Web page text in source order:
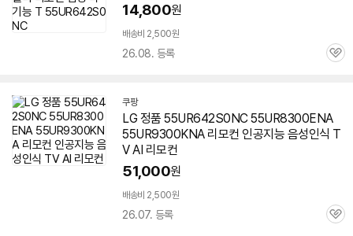
14,800원
배송비 2,500원
26.08. 등록
관
쿠팡
LG 정품 55UR642S0NC55UR8300ENA
55UR9300KNA 리모컨 인공지능 음성인식 T
V AI 리모컨
51,000원
배송비 2,500원
26.07. 등록
관